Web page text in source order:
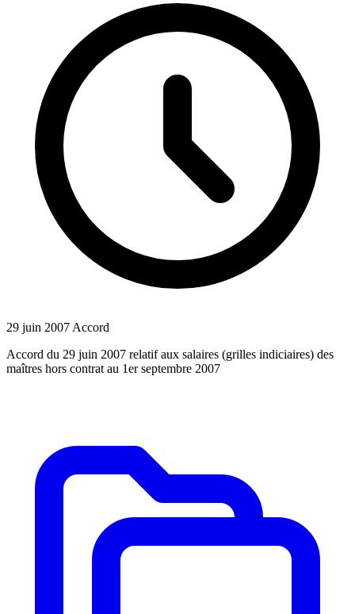
29 juin 2007 Accord
Accord du 29 juin 2007 relatif aux salaires (grilles indiciaires) des
maîtres hors contrat au 1er septembre 2007